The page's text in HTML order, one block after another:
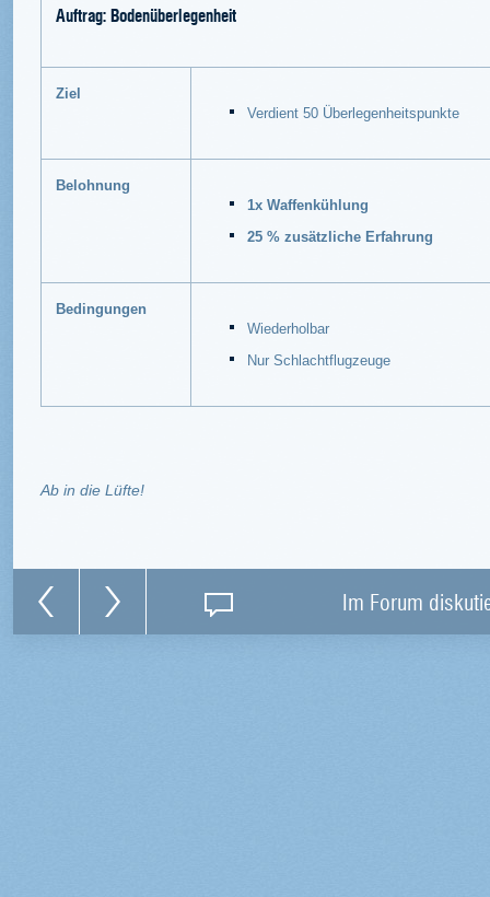
Auftrag: Bodenüberlegenheit
Ziel
Verdient 50 Überlegenheitspunkte
Belohnung
1x Waffenkühlung
25 % zusätzliche Erfahrung
Bedingungen
Wiederholbar
Nur Schlachtflugzeuge
Ab in die Lüfte!
Im Forum